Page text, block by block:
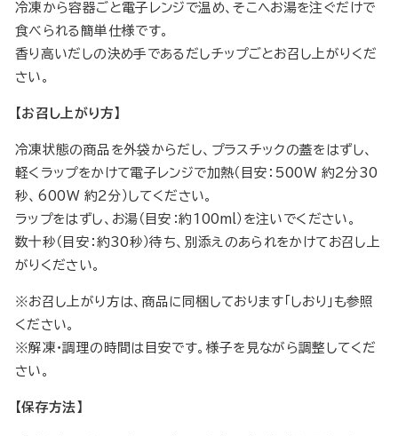
冷凍から容器ごと電子レンジで温め、そこへお湯を注ぐだけで
食べられる簡単仕様です。
香り高いだしの決め手であるだしチップごとお召し上がりくだ
さい。
【お召し上がり方】
冷凍状態の商品を外袋からだし、プラスチックの蓋をはずし、
軽くラップをかけて電子レンジで加熱（目安：500W 約2分30
秒、600W 約2分）してください。
ラップをはずし、お湯（目安：約100ml）を注いでください。
数十秒（目安：約30秒）待ち、別添えのあられをかけてお召し上
がりください。
※お召し上がり方は、商品に同梱しております「しおり」も参照
ください。
※解凍・調理の時間は目安です。様子を見ながら調整してくだ
さい。
【保存方法】